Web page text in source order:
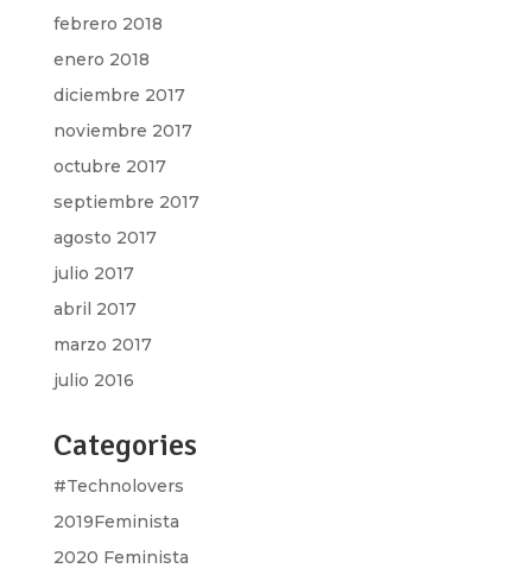
febrero 2018
enero 2018
diciembre 2017
noviembre 2017
octubre 2017
septiembre 2017
agosto 2017
julio 2017
abril 2017
marzo 2017
julio 2016
Categories
#Technolovers
2019Feminista
2020 Feminista